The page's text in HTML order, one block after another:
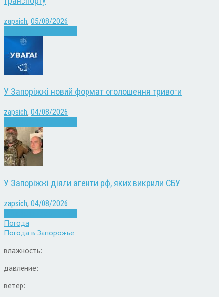
zapsich, 05/08/2026
У Запоріжжі новий формат оголошення тривоги
zapsich, 04/08/2026
У Запоріжжі діяли агенти рф, яких викрили СБУ
zapsich, 04/08/2026
Погода
Погода в Запорожье
влажность:
давление:
ветер: